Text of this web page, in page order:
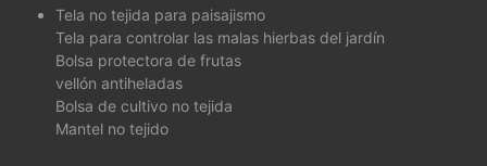
Tela no tejida para paisajismo
Tela para controlar las malas hierbas del jardín
Bolsa protectora de frutas
vellón antiheladas
Bolsa de cultivo no tejida
Mantel no tejido